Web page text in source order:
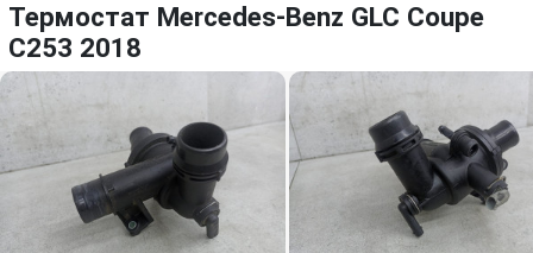
Термостат Mercedes-Benz GLC Coupe
C253 2018